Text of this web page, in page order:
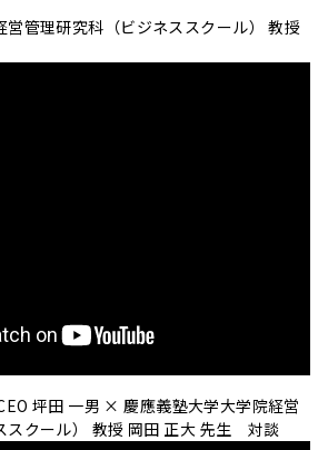
営管理研究科（ビジネススクール） 教授
坪田 一男 × 慶應義塾大学大学院経営
スクール） 教授 岡田 正大 先生 対談